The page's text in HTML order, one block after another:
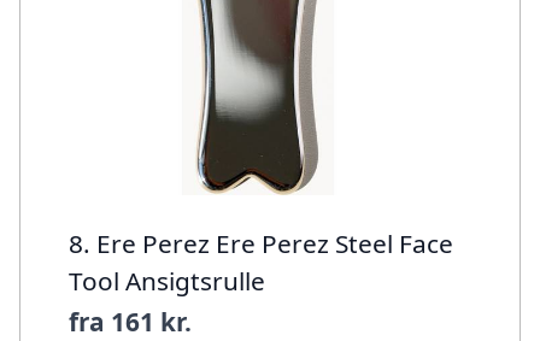
8. Ere Perez Ere Perez Steel Face
Tool Ansigtsrulle
fra 161 kr.